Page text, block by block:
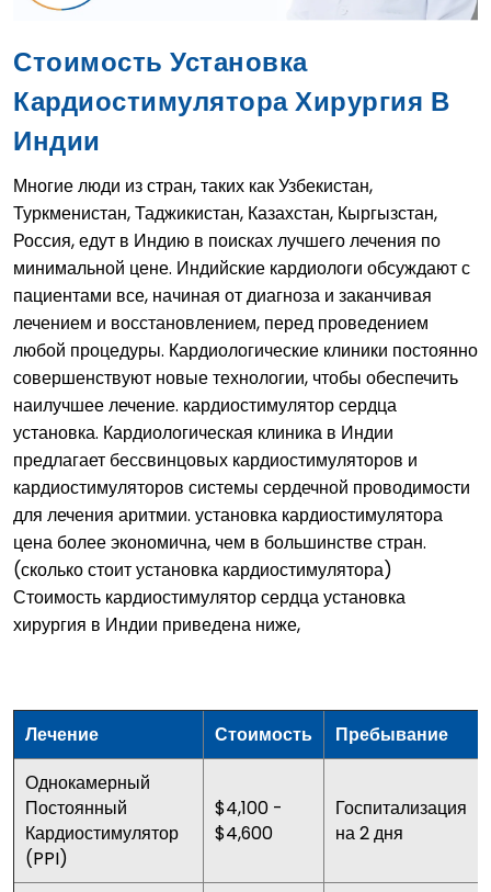
Стоимость Установка
Кардиостимулятора Хирургия В
Индии
Многие люди из стран, таких как Узбекистан,
Туркменистан, Таджикистан, Казахстан, Кыргызстан,
Россия, едут в Индию в поисках лучшего лечения по
минимальной цене. Индийские кардиологи обсуждают с
пациентами все, начиная от диагноза и заканчивая
лечением и восстановлением, перед проведением
любой процедуры. Кардиологические клиники постоянно
совершенствуют новые технологии, чтобы обеспечить
наилучшее лечение. кардиостимулятор сердца
установка. Кардиологическая клиника в Индии
предлагает бессвинцовых кардиостимуляторов и
кардиостимуляторов системы сердечной проводимости
для лечения аритмии. установка кардиостимулятора
цена более экономична, чем в большинстве стран.
(сколько стоит установка кардиостимулятора)
Стоимость кардиостимулятор сердца установка
хирургия в Индии приведена ниже,
Лечение Стоимость Пребывание
Однокамерный
Постоянный
Кардиостимулятор
(PPI)
$4,100 -
$4,600
Госпитализация
на 2 дня